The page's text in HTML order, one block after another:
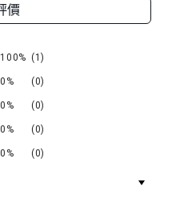
價
100% (1)
0% (0)
0% (0)
0% (0)
0% (0)